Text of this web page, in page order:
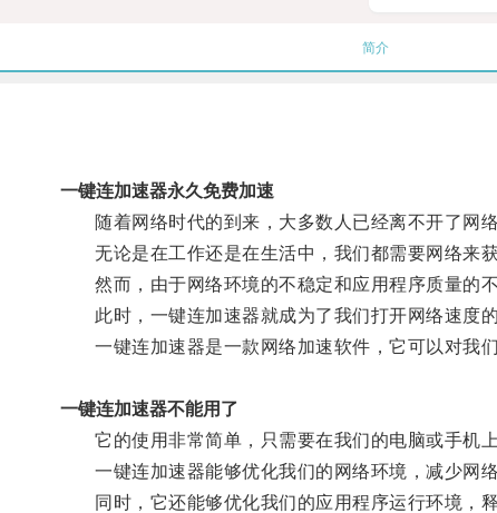
简介
一键连加速器永久免费加速
随着网络时代的到来，大多数人已经离不开了网络
无论是在工作还是在生活中，我们都需要网络来获
然而，由于网络环境的不稳定和应用程序质量的不
此时，一键连加速器就成为了我们打开网络速度的
一键连加速器是一款网络加速软件，它可以对我们
一键连加速器不能用了
它的使用非常简单，只需要在我们的电脑或手机上
一键连加速器能够优化我们的网络环境，减少网络
同时，它还能够优化我们的应用程序运行环境，释